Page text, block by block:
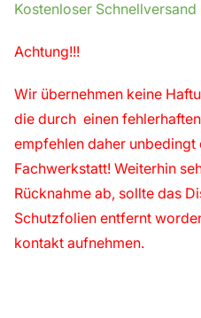
Kostenloser Schnellversand
Achtung!!!
Wir übernehmen keine
die durch einen
empfehlen daher unbedingt
Fachwerkstatt! Weiterhin
Rücknahme ab, sollte das
Schutzfolien entfernt
kontakt aufnehmen.